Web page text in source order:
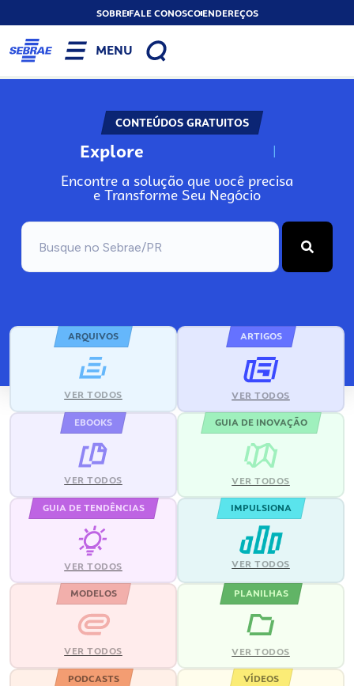
SOBREFALE CONOSCOENDEREÇOS
MENU
CONTEÚDOS GRATUITOS
Explore N
Encontre a solução que você precisa
e Transforme Seu Negócio
ARQUIVOS
VER TODOS
ARTIGOS
VER TODOS
EBOOKS
VER TODOS
GUIA DE INOVAÇÃO
VER TODOS
GUIA DE TENDÊNCIAS
VER TODOS
IMPULSIONA
VER TODOS
MODELOS
VER TODOS
PLANILHAS
VER TODOS
PODCASTS VÍDEOS